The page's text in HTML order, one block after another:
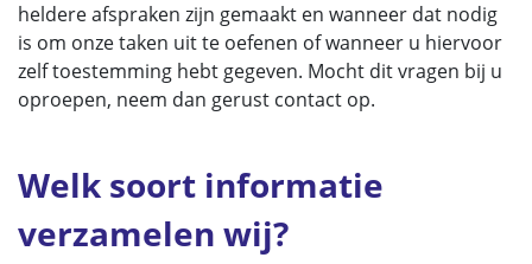
heldere afspraken zijn gemaakt en wanneer dat nodig
is om onze taken uit te oefenen of wanneer u hiervoor
zelf toestemming hebt gegeven. Mocht dit vragen bij u
oproepen, neem dan gerust contact op.
Welk soort informatie
verzamelen wij?